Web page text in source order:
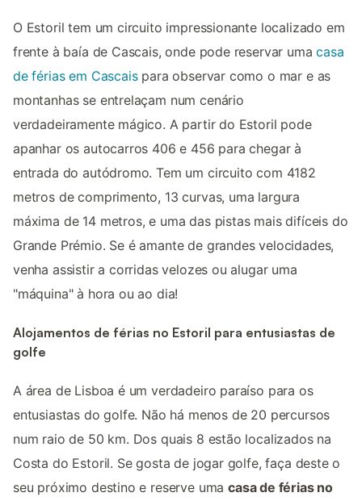
O Estoril tem um circuito impressionante localizado em
frente à baía de Cascais, onde pode reservar umacasa
de férias em Cascaispara observar como o mar e as
montanhas se entrelaçam num cenário
verdadeiramente mágico. A partir do Estoril pode
apanhar os autocarros 406 e 456 para chegar à
entrada do autódromo. Tem um circuito com 4182
metros de comprimento, 13 curvas, uma largura
máxima de 14 metros, e uma das pistas mais difíceis do
Grande Prémio. Se é amante de grandes velocidades,
venha assistir a corridas velozes ou alugar uma
"máquina" à hora ou ao dia!
Alojamentos de férias no Estoril para entusiastas de
golfe
A área de Lisboa é um verdadeiro paraíso para os
entusiastas do golfe. Não há menos de 20 percursos
num raio de 50 km. Dos quais 8 estão localizados na
Costa do Estoril. Se gosta de jogar golfe, faça deste o
seu próximo destino e reserve umacasa de férias no